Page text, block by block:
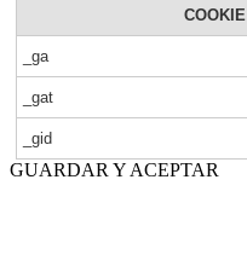
COOKIE
_ga
_gat
_gid
GUARDAR Y ACEPTAR